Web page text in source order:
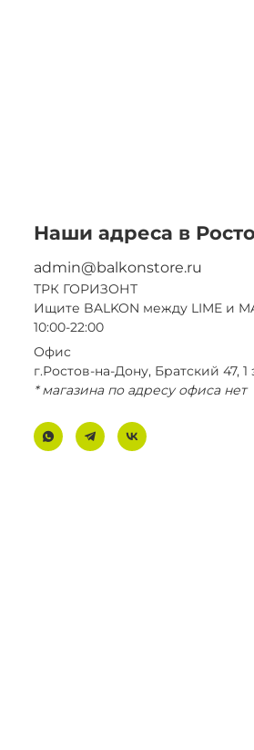
Наши
admin@balkonstore.ru
ТРК ГОРИЗОНТ
Ищите BALKON между LIME и
10:00-22:00
Офис
г.Ростов-на-Дону, Братский 47, 1
* магазина по адресу офиса нет